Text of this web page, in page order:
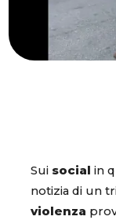
Sui social in
notizia di un
violenza